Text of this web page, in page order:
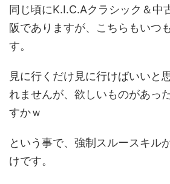
同じ頃にK.I.C.Aクラシック＆中
阪でありますが、こちらもいつ
す。
見に行くだけ見に行けばいいと
れませんが、欲しいものがあっ
すかｗ
という事で、強制スルースキル
けです。